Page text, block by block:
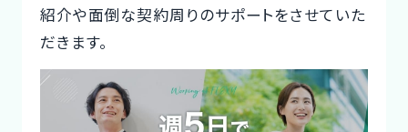
利用企業事例
デザイナー
Designer
紹介や面倒な契約周りのサポートをさせていた
だきます。